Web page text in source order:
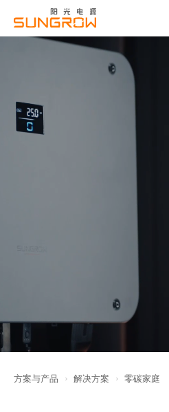
方案与产品 解决方案 零碳家庭